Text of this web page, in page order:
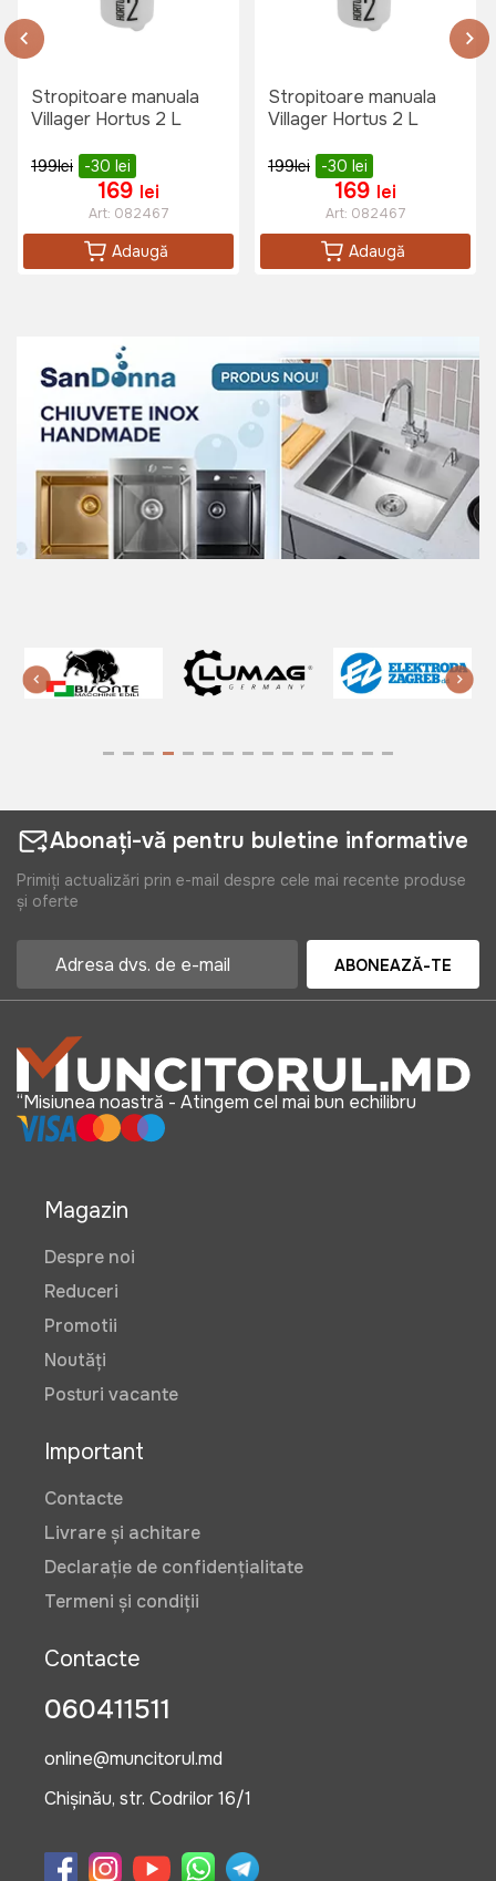
Stropitoare manuala
Villager Hortus 2 L
199lei -30 lei
169 lei
Art: 082467
Adaugă
Stropitoare manuala
Villager Hortus 2 L
199lei -30 lei
169 lei
Art: 082467
Adaugă
Abonați-vă pentru buletine informative
Primiți actualizări prin e-mail despre cele mai recente produse
și oferte
ABONEAZĂ-TE
“Misiunea noastră - Atingem cel mai bun echilibru
Magazin
Despre noi
Reduceri
Promotii
Noutăți
Posturi vacante
Important
Contacte
Livrare și achitare
Declarație de confidențialitate
Termeni și condiții
Contacte
060411511
online@muncitorul.md
Chișinău, str. Codrilor 16/1